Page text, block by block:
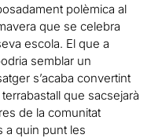
polèmica al
que se celebra
escola. El que a
semblar un
s’acaba convertint
que sacsejarà
de la comunitat
a quin punt les